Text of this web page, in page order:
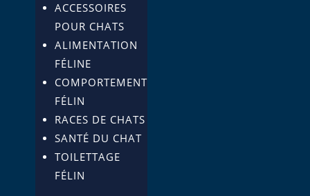
ACCESSOIRES
POUR CHATS
ALIMENTATION
FÉLINE
COMPORTEMENT
FÉLIN
RACES DE CHATS
SANTÉ DU CHAT
TOILETTAGE
FÉLIN